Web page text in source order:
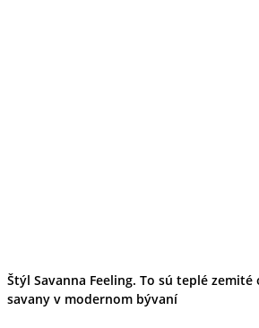
Štýl Savanna Feeling. To sú teplé
savany v modernom bývaní